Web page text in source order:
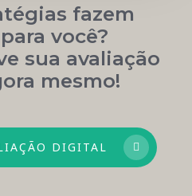
fazem
você?
sua avaliação
mesmo!
DIGITAL